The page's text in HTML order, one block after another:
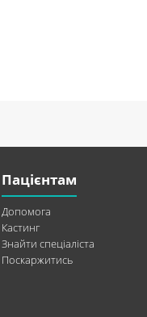
Пацієнтам
Допомога
Кастинг
Знайти спеціаліста
Поскаржитись